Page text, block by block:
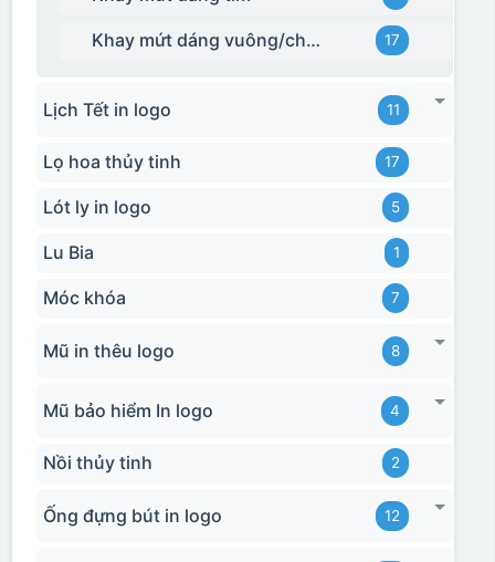
Hộp xi bình giữ nhiệt
Khay mứt dáng vuông/chữ nhật 17
Lịch Tết in logo 11
Lọ hoa thủy tinh 17
Lót ly in logo 5
Lu Bia 1
Móc khóa 7
Mũ in thêu logo 8
Mũ bảo hiểm In logo 4
Nồi thủy tinh 2
Ống đựng bút in logo 12